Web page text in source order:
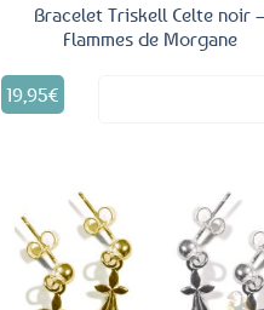
Bracelet Triskell Celte noir
Flammes de Morgane
19,95€
aux